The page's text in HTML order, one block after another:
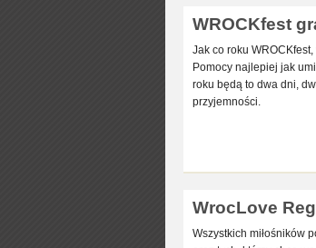
WROCKfest
Jak co roku
Pomocy najlepiej jak
roku będą to dwa dni,
przyjemności.
WrocLove
Wszystkich miłośników